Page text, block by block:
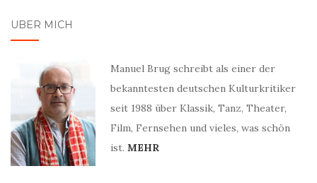
ÜBER MICH
Manuel Brug schreibt als einer der
bekanntesten deutschen Kulturkritiker
seit 1988 über Klassik, Tanz, Theater,
Film, Fernsehen und vieles, was schön
ist. MEHR